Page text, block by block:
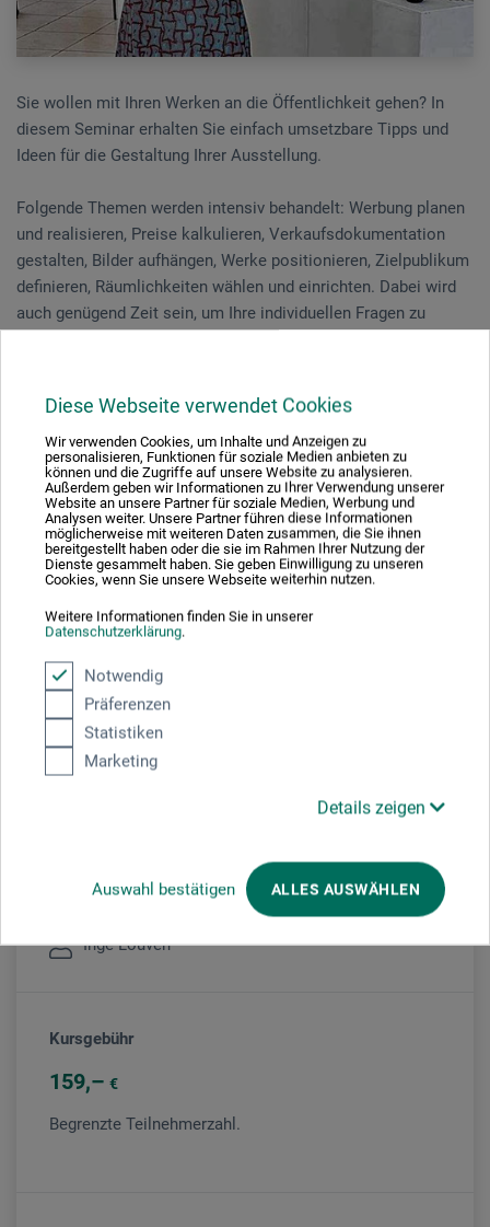
Diese Webseite verwendet Cookies
Wir verwenden Cookies, um Inhalte und Anzeigen zu
personalisieren, Funktionen für soziale Medien anbieten zu
können und die Zugriffe auf unsere Website zu analysieren.
Außerdem geben wir Informationen zu Ihrer Verwendung unserer
Website an unsere Partner für soziale Medien, Werbung und
Analysen weiter. Unsere Partner führen diese Informationen
möglicherweise mit weiteren Daten zusammen, die Sie ihnen
bereitgestellt haben oder die sie im Rahmen Ihrer Nutzung der
Dienste gesammelt haben. Sie geben Einwilligung zu unseren
Cookies, wenn Sie unsere Webseite weiterhin nutzen.
Weitere Informationen finden Sie in unserer
Datenschutzerklärung.
Notwendig
Präferenzen
Statistiken
Marketing
Details zeigen
Auswahl bestätigen ALLES AUSWÄHLEN
Sie wollen mit Ihren Werken an die Öffentlichkeit gehen? In
diesem Seminar erhalten Sie einfach umsetzbare Tipps und
Ideen für die Gestaltung Ihrer Ausstellung.
Folgende Themen werden intensiv behandelt: Werbung planen
und realisieren, Preise kalkulieren, Verkaufsdokumentation
gestalten, Bilder aufhängen, Werke positionieren, Zielpublikum
definieren, Räumlichkeiten wählen und einrichten. Dabei wird
auch genügend Zeit sein, um Ihre individuellen Fragen zu
Sie bringen ein eigenes Kunstwerk mit.
Veranstaltungsdatum
11. Jun. 2026
10:30 - 16:30 Uhr
Sie schauen derzeitig auf eine vergangene
Veranstaltungsort
Veranstaltungsleiter/in
Inge Louven
Kursgebühr
159 €
Begrenzte Teilnehmerzahl.